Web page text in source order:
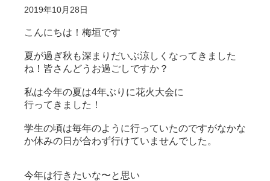
2019年10月28日
こんにちは！梅垣です
夏が過ぎ秋も深まりだいぶ涼しくなってきました
ね！皆さんどうお過ごしですか？
私は今年の夏は4年ぶりに花火大会に
行ってきました！
学生の頃は毎年のように行っていたのですがなかな
か休みの日が合わず行けていませんでした。
今年は行きたいな〜と思い